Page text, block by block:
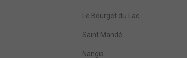
Le Bourget du Lac
Saint Mandé
Nangis